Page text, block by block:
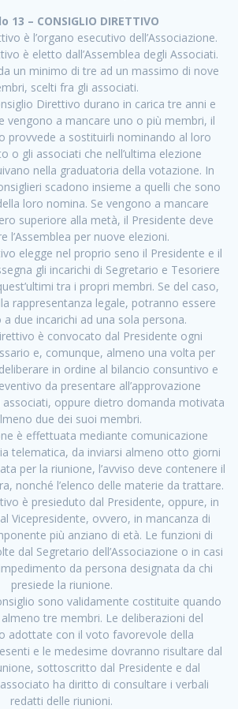
13 – CONSIGLIO DIRETTIVO
è l’organo esecutivo dell’Associazione.
è eletto dall’Assemblea degli Associati.
un minimo di tre ad un massimo di nove
scelti fra gli associati.
Direttivo durano in carica tre anni e
vengono a mancare uno o più membri, il
provvede a sostituirli nominando al loro
o gli associati che nell’ultima elezione
nella graduatoria della votazione. In
scadono insieme a quelli che sono
loro nomina. Se vengono a mancare
superiore alla metà, il Presidente deve
l’Assemblea per nuove elezioni.
elegge nel proprio seno il Presidente e il
gli incarichi di Segretario e Tesoriere
tra i propri membri. Se del caso,
rappresentanza legale, potranno essere
due incarichi ad una sola persona.
è convocato dal Presidente ogni
e, comunque, almeno una volta per
in ordine al bilancio consuntivo e
da presentare all’approvazione
associati, oppure dietro domanda motivata
due dei suoi membri.
è effettuata mediante comunicazione
telematica, da inviarsi almeno otto giorni
per la riunione, l’avviso deve contenere il
nonché l’elenco delle materie da trattare.
è presieduto dal Presidente, oppure, in
Vicepresidente, ovvero, in mancanza di
più anziano di età. Le funzioni di
dal Segretario dell’Associazione o in casi
da persona designata da chi
presiede la riunione.
sono validamente costituite quando
tre membri. Le deliberazioni del
adottate con il voto favorevole della
e le medesime dovranno risultare dal
sottoscritto dal Presidente e dal
ha diritto di consultare i verbali
redatti delle riunioni.